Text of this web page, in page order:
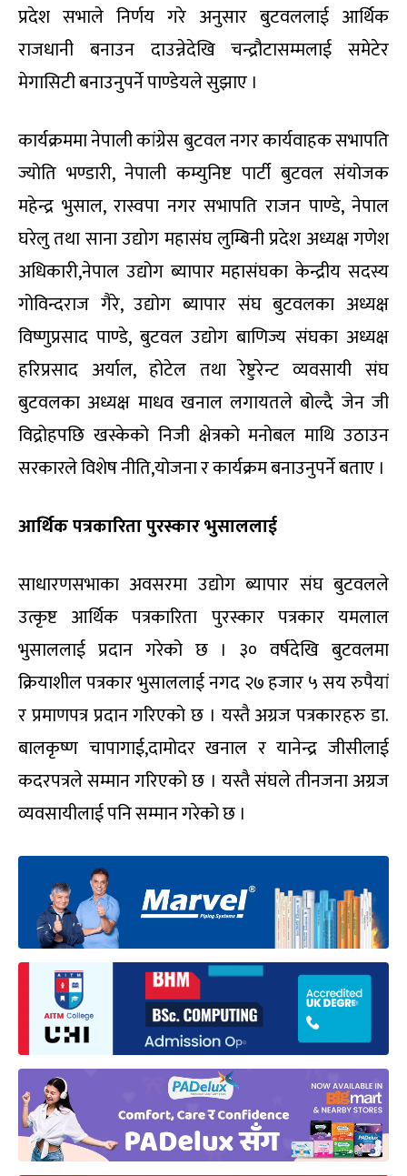
प्रदेश सभाले निर्णय गरे अनुसार बुटवललाई आर्थिक
राजधानी बनाउन दाउन्नेदेखि चन्द्रौटासम्मलाई समेटेर
मेगासिटी बनाउनुपर्ने पाण्डेयले सुझाए ।
कार्यक्रममा नेपाली कांग्रेस बुटवल नगर कार्यवाहक सभापति
ज्योति भण्डारी, नेपाली कम्युनिष्ट पार्टी बुटवल संयोजक
महेन्द्र भुसाल, रास्वपा नगर सभापति राजन पाण्डे, नेपाल
घरेलु तथा साना उद्योग महासंघ लुम्बिनी प्रदेश अध्यक्ष गणेश
अधिकारी,नेपाल उद्योग ब्यापार महासंघका केन्द्रीय सदस्य
गोविन्दराज गैरे, उद्योग ब्यापार संघ बुटवलका अध्यक्ष
विष्णुप्रसाद पाण्डे, बुटवल उद्योग बाणिज्य संघका अध्यक्ष
हरिप्रसाद अर्याल, होटेल तथा रेष्टुरेन्ट व्यवसायी संघ
बुटवलका अध्यक्ष माधव खनाल लगायतले बोल्दै जेन जी
विद्रोहपछि खस्केको निजी क्षेत्रको मनोबल माथि उठाउन
सरकारले विशेष नीति,योजना र कार्यक्रम बनाउनुपर्ने बताए ।
आर्थिक पत्रकारिता पुरस्कार भुसाललाई
साधारणसभाका अवसरमा उद्योग ब्यापार संघ बुटवलले
उत्कृष्ट आर्थिक पत्रकारिता पुरस्कार पत्रकार यमलाल
भुसाललाई प्रदान गरेको छ । ३० वर्षदेखि बुटवलमा
क्रियाशील पत्रकार भुसाललाई नगद २७ हजार ५ सय रुपैयां
र प्रमाणपत्र प्रदान गरिएको छ । यस्तै अग्रज पत्रकारहरु डा.
बालकृष्ण चापागाई,दामोदर खनाल र यानेन्द्र जीसीलाई
कदरपत्रले सम्मान गरिएको छ । यस्तै संघले तीनजना अग्रज
व्यवसायीलाई पनि सम्मान गरेको छ ।